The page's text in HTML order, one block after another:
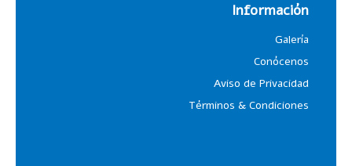
Información
Galería
Conócenos
Aviso de Privacidad
Términos & Condiciones